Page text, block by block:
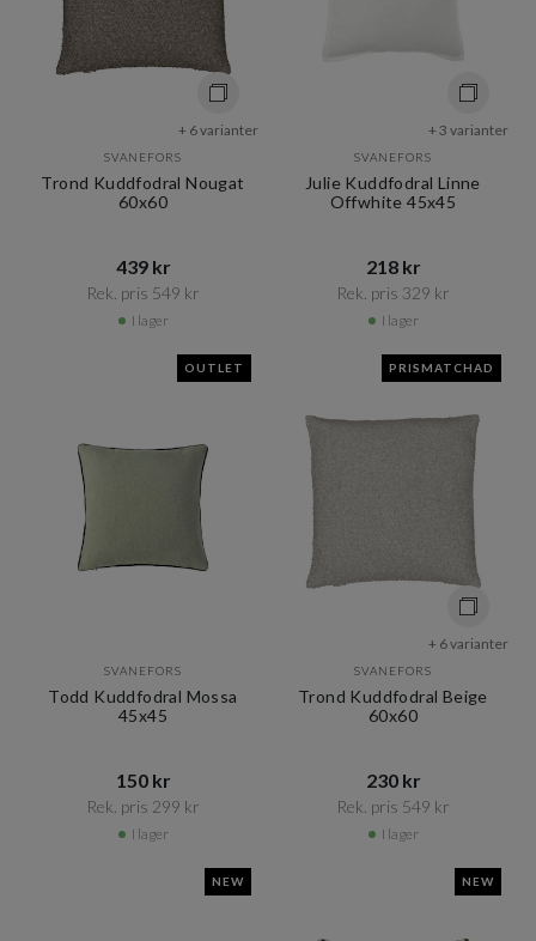
+ 6 varianter
SVANEFORS
Trond Kuddfodral Nougat
60x60
439 kr​​
Rek. pris 549 kr​​
I lager
+ 3 varianter
SVANEFORS
Julie Kuddfodral Linne
Offwhite 45x45
218 kr​​
Rek. pris 329 kr​​
I lager
OUTLET
SVANEFORS
Todd Kuddfodral Mossa
45x45
150 kr​​
Rek. pris 299 kr​​
I lager
PRISMATCHAD
+ 6 varianter
SVANEFORS
Trond Kuddfodral Beige
60x60
230 kr​​
Rek. pris 549 kr​​
I lager
NEW NEW